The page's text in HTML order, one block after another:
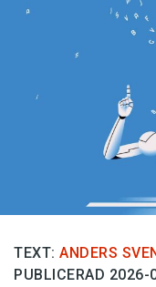
TEXT: ANDERS
PUBLICERAD 2026-